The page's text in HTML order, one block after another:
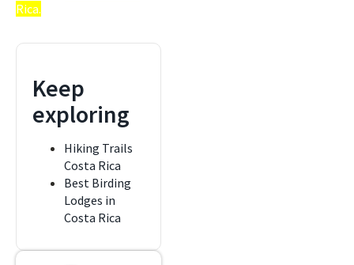
Rica.
Keep
exploring
Hiking Trails
Costa Rica
Best Birding
Lodges in
Costa Rica